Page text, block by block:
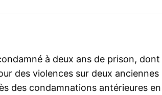
à deux ans de prison, dont
des violences sur deux anciennes
des condamnations antérieures en